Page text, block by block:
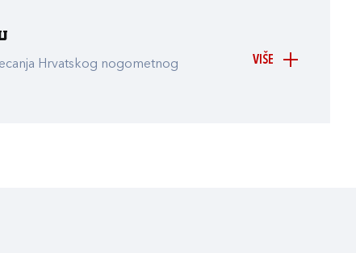
VIŠE
Hrvatskog nogometnog